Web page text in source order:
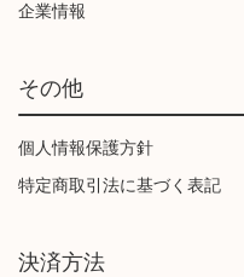
企業情報
その他
個人情報保護方針
特定商取引法に基づく表記
決済方法